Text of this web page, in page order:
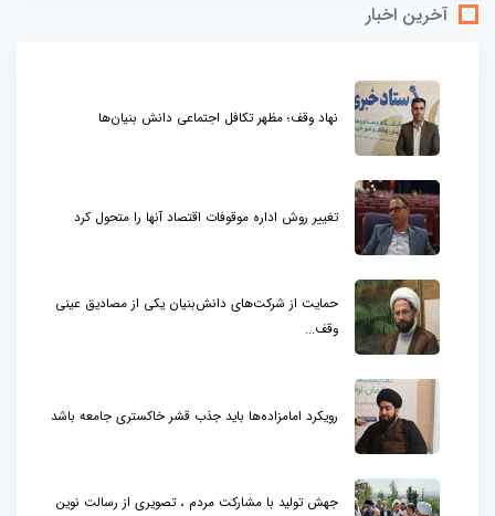
آخرین اخبار
نهاد وقف؛ مظهر تکافل اجتماعی دانش بنیان‌ها
تغییر روش اداره موقوفات اقتصاد آنها را متحول کرد
حمایت از شرکت‌های دانش‌بنیان یکی از مصادیق عینی
وقف...
رویکرد امامزاده‌ها باید جذب قشر خاکستری جامعه باشد
جهش تولید با مشارکت مردم ، تصویری از رسالت نوین